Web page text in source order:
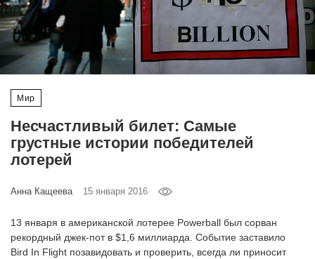
Мир
Несчастливый билет: Самые
грустные истории победителей
лотерей
Анна Кащеева 15 января 2016
13 января в американской лотерее Powerball был сорван
рекордный джек-пот в $1,6 миллиарда. Событие заставило
Bird In Flight позавидовать и проверить, всегда ли приносит